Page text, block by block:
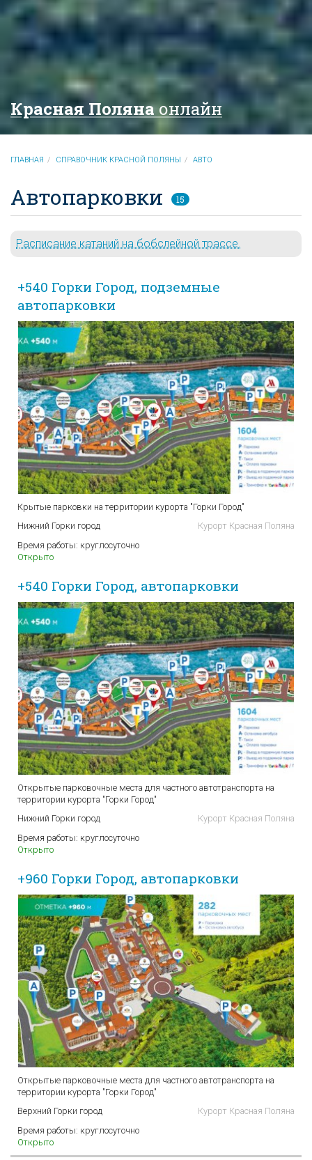
Красная Полянаонлайн
ГЛАВНАЯ СПРАВОЧНИК КРАСНОЙ ПОЛЯНЫ АВТО
Автопарковки 15
Расписание катаний на бобслейной трассе.
+540 Горки Город, подземные
автопарковки
Крытые парковки на территории курорта "Горки Город"
Нижний Горки город
Курорт Красная Поляна
Время работы: круглосуточно
Открыто
+540 Горки Город, автопарковки
Открытые парковочные места для частного автотранспорта на
территории курорта "Горки Город"
Нижний Горки город
Курорт Красная Поляна
Время работы: круглосуточно
Открыто
+960 Горки Город, автопарковки
Открытые парковочные места для частного автотранспорта на
территории курорта "Горки Город"
Верхний Горки город
Курорт Красная Поляна
Время работы: круглосуточно
Открыто